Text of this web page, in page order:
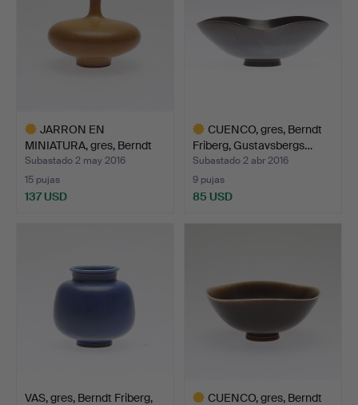
JARRON EN
MINIATURA, gres, Berndt
Friberg,…
Subastado 2 may 2016
15 pujas
137 USD
CUENCO, gres, Berndt
Friberg, Gustavsbergs…
Subastado 2 abr 2016
9 pujas
85 USD
VAS, gres, Berndt Friberg,
CUENCO, gres, Berndt